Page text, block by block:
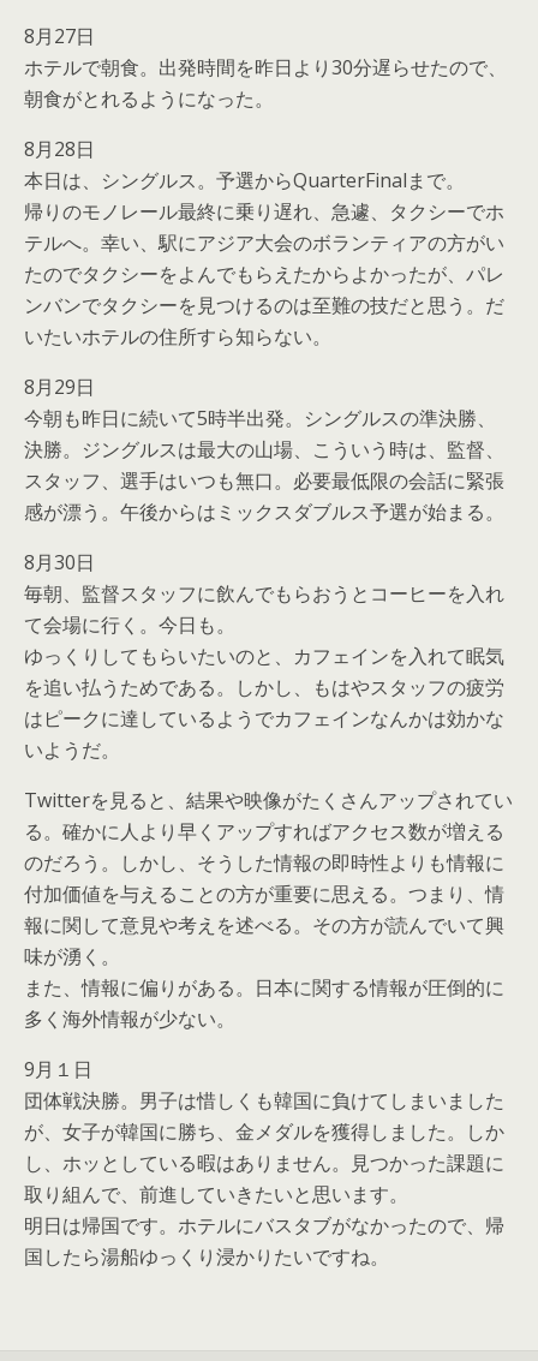
8月27日
ホテルで朝食。出発時間を昨日より30分遅らせたので、
朝食がとれるようになった。
8月28日
本日は、シングルス。予選からQuarterFinalまで。
帰りのモノレール最終に乗り遅れ、急遽、タクシーでホ
テルへ。幸い、駅にアジア大会のボランティアの方がい
たのでタクシーをよんでもらえたからよかったが、パレ
ンバンでタクシーを見つけるのは至難の技だと思う。だ
いたいホテルの住所すら知らない。
8月29日
今朝も昨日に続いて5時半出発。シングルスの準決勝、
決勝。ジングルスは最大の山場、こういう時は、監督、
スタッフ、選手はいつも無口。必要最低限の会話に緊張
感が漂う。午後からはミックスダブルス予選が始まる。
8月30日
毎朝、監督スタッフに飲んでもらおうとコーヒーを入れ
て会場に行く。今日も。
ゆっくりしてもらいたいのと、カフェインを入れて眠気
を追い払うためである。しかし、もはやスタッフの疲労
はピークに達しているようでカフェインなんかは効かな
いようだ。
Twitterを見ると、結果や映像がたくさんアップされてい
る。確かに人より早くアップすればアクセス数が増える
のだろう。しかし、そうした情報の即時性よりも情報に
付加価値を与えることの方が重要に思える。つまり、情
報に関して意見や考えを述べる。その方が読んでいて興
味が湧く。
また、情報に偏りがある。日本に関する情報が圧倒的に
多く海外情報が少ない。
9月１日
団体戦決勝。男子は惜しくも韓国に負けてしまいました
が、女子が韓国に勝ち、金メダルを獲得しました。しか
し、ホッとしている暇はありません。見つかった課題に
取り組んで、前進していきたいと思います。
明日は帰国です。ホテルにバスタブがなかったので、帰
国したら湯船ゆっくり浸かりたいですね。